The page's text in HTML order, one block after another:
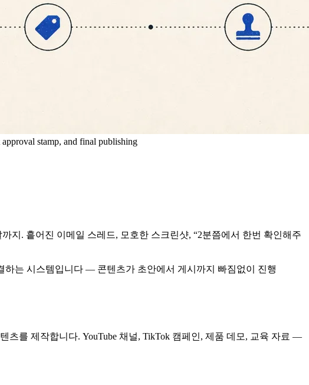
stamp, and final publishing
지. 흩어진 이메일 스레드, 모호한 스크린샷, “2분쯤에서 한번 확인해주
는 시스템입니다 — 콘텐츠가 초안에서 게시까지 빠짐없이 진행
츠를 제작합니다. YouTube 채널, TikTok 캠페인, 제품 데모, 교육 자료 —